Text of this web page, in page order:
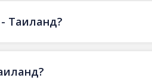
Таиланд?